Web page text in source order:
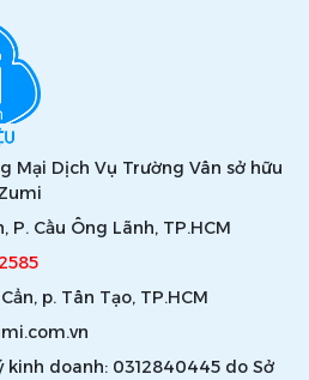
Mại Dịch Vụ Trường Vân sở hữu
P. Cầu Ông Lãnh, TP.HCM
p. Tân Tạo, TP.HCM
kinh doanh: 0312840445 do Sở